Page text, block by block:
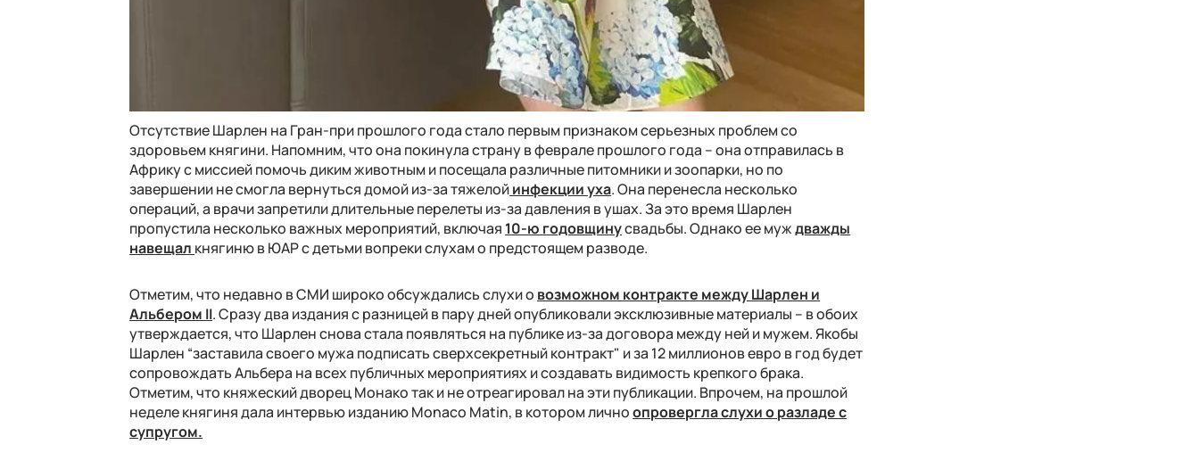
Отсутствие Шарлен на Гран-при прошлого года стало первым признаком серьезных проблем со
здоровьем княгини. Напомним, что она покинула страну в феврале прошлого года – она отправилась в
Африку с миссией помочь диким животным и посещала различные питомники и зоопарки, но по
завершении не смогла вернуться домой из-за тяжелойинфекции уха. Она перенесла несколько
операций, а врачи запретили длительные перелеты из-за давления в ушах. За это время Шарлен
пропустила несколько важных мероприятий, включая 10-ю годовщинусвадьбы. Однако ее муждважды
навещал княгиню в ЮАР с детьми вопреки слухам о предстоящем разводе.
Отметим, что недавно в СМИ широко обсуждались слухи о возможном контракте между Шарлен и
Альбером II. Сразу два издания с разницей в пару дней опубликовали эксклюзивные материалы – в обоих
утверждается, что Шарлен снова стала появляться на публике из-за договора между ней и мужем. Якобы
Шарлен “заставила своего мужа подписать сверхсекретный контракт" и за 12 миллионов евро в год будет
сопровождать Альбера на всех публичных мероприятиях и создавать видимость крепкого брака.
Отметим, что княжеский дворец Монако так и не отреагировал на эти публикации. Впрочем, на прошлой
неделе княгиня дала интервью изданию Monaco Matin, в котором личноопровергла слухи о разладе с
супругом.